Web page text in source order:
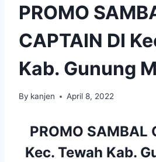
PROMO
CAPTAIN DI
Kab. Gunung
By kanjen April 8, 2022
PROMO SAMBAL
Kec. Tewah Kab.